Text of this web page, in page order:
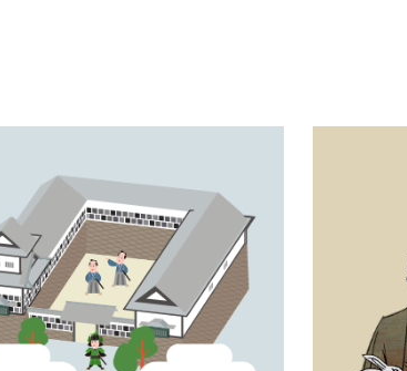
ページを見る